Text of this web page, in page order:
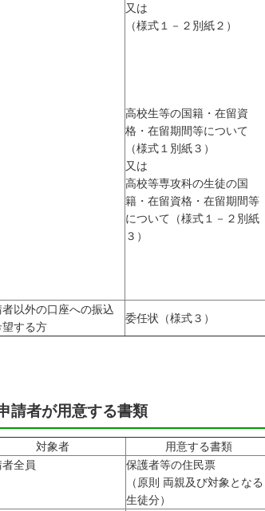
又は
（様式１－２別紙２）
高校生等の国籍・在留資
格・在留期間等について
（様式１別紙３）
又は
高校等専攻科の生徒の国
籍・在留資格・在留期間等
について（様式１－２別紙
３）
以外の口座への振込
望する方
委任状（様式３）
請者が用意する書類
対象者 用意する書類
全員
保護者等の住民票
（原則 両親及び対象となる
生徒分）